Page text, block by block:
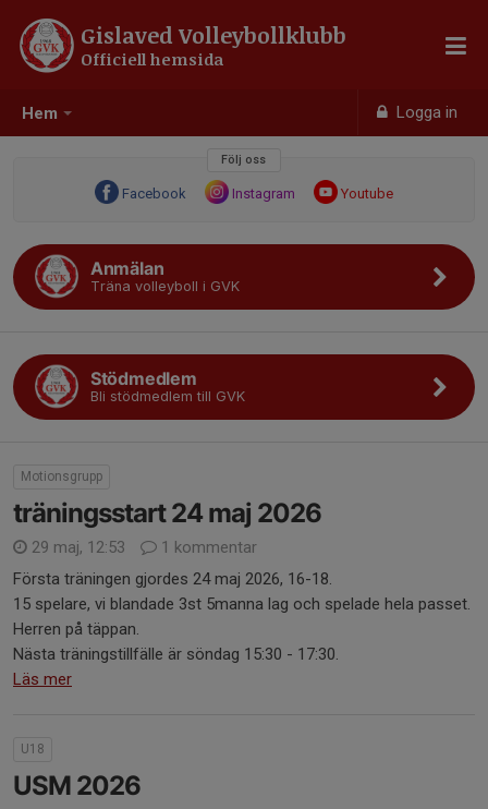
Hem Logga in
Gislaved Volleybollklubb
Officiell hemsida
Följ oss
Facebook Instagram Youtube
Anmälan
Träna volleyboll i GVK
Stödmedlem
Bli stödmedlem till GVK
Motionsgrupp
träningsstart 24 maj 2026
29 maj, 12:53
1 kommentar
Första träningen gjordes 24 maj 2026, 16-18.
15 spelare, vi blandade 3st 5manna lag och spelade hela passet.
Herren på täppan.
Nästa träningstillfälle är söndag 15:30 - 17:30.
Läs mer
U18
USM 2026